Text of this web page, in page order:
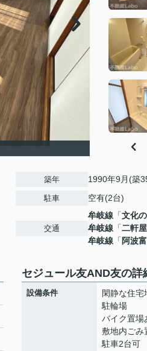
築年 1990年9月(築
駐車 空有(2台)
交通
牟岐線 「文化
牟岐線 「二軒屋
牟岐線 「 阿波
セジュール友AND友の詳
設備条件
閑静な住宅
駐輪場
バイク置場
敷地内ごみ
駐車2台可